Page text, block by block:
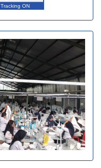
Tracking ON